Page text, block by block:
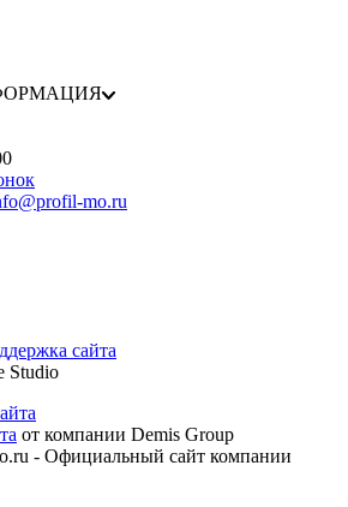
mo.ru
сайта
Studio
от компании Demis Group
- Официальный сайт компании